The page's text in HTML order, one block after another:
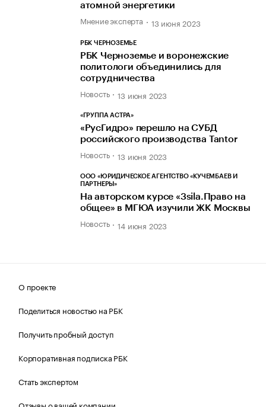
атомной энергетики
Мнение эксперта 13 июня 2023
РБК ЧЕРНОЗЕМЬЕ
РБК Черноземье и воронежские
политологи объединились для
сотрудничества
Новость 13 июня 2023
«ГРУППА АСТРА»
«РусГидро» перешло на СУБД
российского производства Tantor
Новость 13 июня 2023
ООО «ЮРИДИЧЕСКОЕ АГЕНТСТВО «КУЧЕМБАЕВ И
ПАРТНЕРЫ»
На авторском курсе «3sila.Право на
общее» в МГЮА изучили ЖК Москвы
Новость 14 июня 2023
О проекте
Поделиться новостью на РБК
Получить пробный доступ
Корпоративная подписка РБК
Стать экспертом
Отзывы о вашей компании